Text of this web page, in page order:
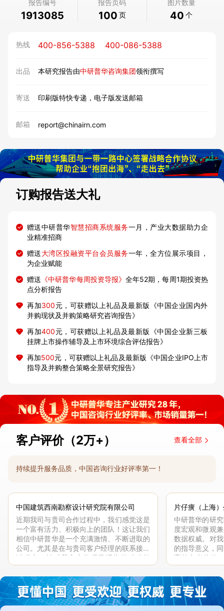
报告编号
1913085
报告页码
100 页
图片数量
40 个
热线 400-856-5388 400-086-5388
出品 本研究报告由中研普华咨询集团领衔撰写
寄送 印刷版特快专递，电子版发送邮箱
邮箱 report@chinairn.com
订购报告送大礼
赠送中研普华智慧招商系统服务一月，产业大数据助力企
业精准招商
赠送大湾区投融资平台会员服务一年，全方位展示项目，
为企业赋能
赠送 《中研普华每周投资导报》全年52期，每周1期投资热
点分析报告
再加300元，可获赠以上礼品及最新版《中国企业国内外
并购现状及并购策略研究咨询报告》
再加400元，可获赠以上礼品及最新版《中国企业新三板
挂牌上市操作辅导及上市环境综合评估报告》
再加500元，可获赠以上礼品及最新版《中国企业IPO上市
指导及并购整合策略全景研究报告》
客户评价（2万+） 查看全部
持续提升服务品质，中国咨询行业好评率第一！
中国建筑西南勘察设计研究院有限公司
近期我司与贵司合作过程中，我们感觉这是
一个富有活力、积极向上的团队！这让我们
相信中研普华是一个充满激情、不断进取的
公司。尤其是在与贵司客户经理的联系接洽
过程中，针对我方合作项目报告的种种细
节，及时细致缜密地协助与项目部沟通、探
讨和完善...
片仔癀（上海
中研普华的研
度宏观和微观
数据权威。对
的指导意义，
高的参考价值
体化”服务和行
司继续...